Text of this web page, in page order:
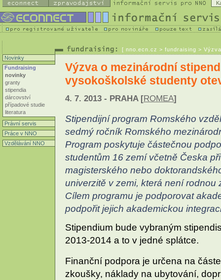
[ nno.ecn.cz > fundraising >
Novinky
Fundraising
novinky
granty
stipendia
dárcovství
případové studie
literatura
Právní servis
Práce v NNO
Vzdělávání NNO
Výzva o mezinárodní
vysokoškolské studenty
4. 7. 2013 - PRAHA [ROMEA]
Stipendijní program Romského
sedmý ročník Romského
Program poskytuje částečnou
studentům 16 zemí včetně Česka
magisterského nebo
univerzitě v zemi, která není
Cílem programu je podporovat
podpořit jejich akademickou
Stipendium bude vybraným
2013-2014 a to v jedné splátce.
Finanční podpora je určena na
zkoušky, náklady na ubytování,